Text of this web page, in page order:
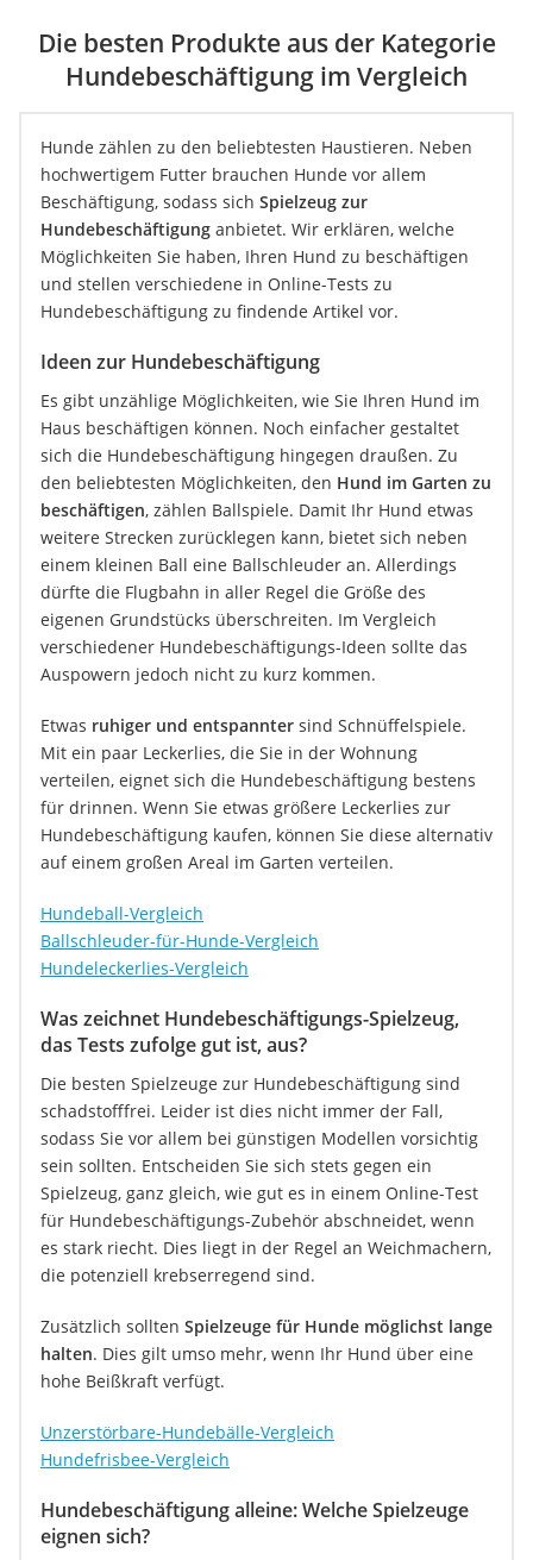
Die besten Produkte aus der Kategorie
Hundebeschäftigung im Vergleich
Hunde zählen zu den beliebtesten Haustieren. Neben
hochwertigem Futter brauchen Hunde vor allem
Beschäftigung, sodass sich Spielzeug zur
Hundebeschäftigung anbietet. Wir erklären, welche
Möglichkeiten Sie haben, Ihren Hund zu beschäftigen
und stellen verschiedene in Online-Tests zu
Hundebeschäftigung zu findende Artikel vor.
Ideen zur Hundebeschäftigung
Es gibt unzählige Möglichkeiten, wie Sie Ihren Hund im
Haus beschäftigen können. Noch einfacher gestaltet
sich die Hundebeschäftigung hingegen draußen. Zu
den beliebtesten Möglichkeiten, den Hund im Garten zu
beschäftigen, zählen Ballspiele. Damit Ihr Hund etwas
weitere Strecken zurücklegen kann, bietet sich neben
einem kleinen Ball eine Ballschleuder an. Allerdings
dürfte die Flugbahn in aller Regel die Größe des
eigenen Grundstücks überschreiten. Im Vergleich
verschiedener Hundebeschäftigungs-Ideen sollte das
Auspowern jedoch nicht zu kurz kommen.
Etwas ruhiger und entspannter sind Schnüffelspiele.
Mit ein paar Leckerlies, die Sie in der Wohnung
verteilen, eignet sich die Hundebeschäftigung bestens
für drinnen. Wenn Sie etwas größere Leckerlies zur
Hundebeschäftigung kaufen, können Sie diese alternativ
auf einem großen Areal im Garten verteilen.
Hundeball-Vergleich
Ballschleuder-für-Hunde-Vergleich
Hundeleckerlies-Vergleich
Was zeichnet Hundebeschäftigungs-Spielzeug,
das Tests zufolge gut ist, aus?
Die besten Spielzeuge zur Hundebeschäftigung sind
schadstofffrei. Leider ist dies nicht immer der Fall,
sodass Sie vor allem bei günstigen Modellen vorsichtig
sein sollten. Entscheiden Sie sich stets gegen ein
Spielzeug, ganz gleich, wie gut es in einem Online-Test
für Hundebeschäftigungs-Zubehör abschneidet, wenn
es stark riecht. Dies liegt in der Regel an Weichmachern,
die potenziell krebserregend sind.
Zusätzlich sollten Spielzeuge für Hunde möglichst lange
halten. Dies gilt umso mehr, wenn Ihr Hund über eine
hohe Beißkraft verfügt.
Unzerstörbare-Hundebälle-Vergleich
Hundefrisbee-Vergleich
Hundebeschäftigung alleine: Welche Spielzeuge
eignen sich?